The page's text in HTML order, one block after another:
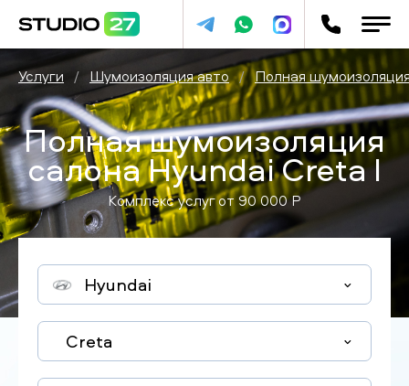
Услуги / Шумоизоляция авто / Полная
Полная шумоизоляция
салона Hyundai Creta I
Комплекс услуг от 90 000P
Hyundai
Creta